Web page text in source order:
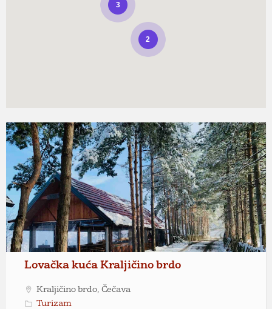
2
3
Lovačka kuća Kraljičino brdo
Kraljičino brdo, Čečava
Turizam